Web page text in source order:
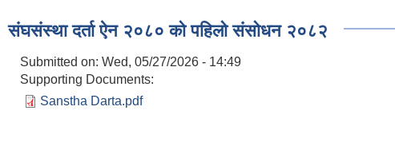
संघसंस्था दर्ता ऐन २०८० को पहिलो संसोधन २०८२
Submitted on: Wed, 05/27/2026 - 14:49
Supporting Documents:
Sanstha Darta.pdf